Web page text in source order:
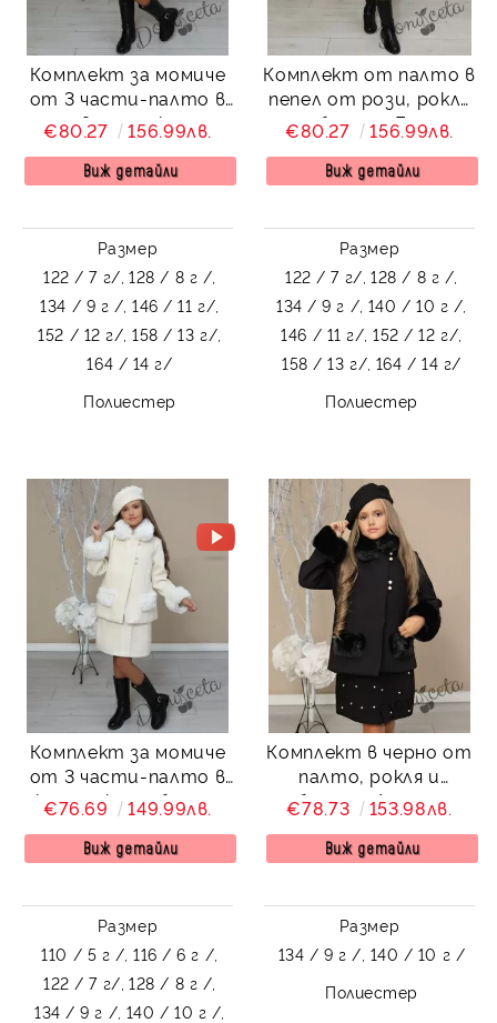
Комплект за момиче
от 3 части-палто в
червено, рокля и
барета Лилана
€80.27 156.99лв.
Виж детайли
Размер
122 / 7 г/, 128 / 8 г /,
134 / 9 г /, 146 / 11 г/,
152 / 12 г/, 158 / 13 г/,
164 / 14 г/
Полиестер
Комплект от палто в
пепел от рози, рокля
и барета Есел
€80.27 156.99лв.
Виж детайли
Размер
122 / 7 г/, 128 / 8 г /,
134 / 9 г /, 140 / 10 г /,
146 / 11 г/, 152 / 12 г/,
158 / 13 г/, 164 / 14 г/
Полиестер
Комплект за момиче
от 3 части-палто в
екрю, рокля и барета
Лилана
€76.69 149.99лв.
Виж детайли
Размер
110 / 5 г /, 116 / 6 г /,
122 / 7 г/, 128 / 8 г /,
134 / 9 г /, 140 / 10 г /,
Комплект в черно от
палто, рокля и
барета Лилана
€78.73 153.98лв.
Виж детайли
Размер
134 / 9 г /, 140 / 10 г /
Полиестер